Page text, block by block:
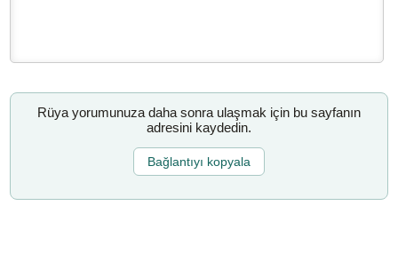
Rüya yorumunuza daha sonra ulaşmak için bu sayfanın
adresini kaydedin.
Bağlantıyı kopyala